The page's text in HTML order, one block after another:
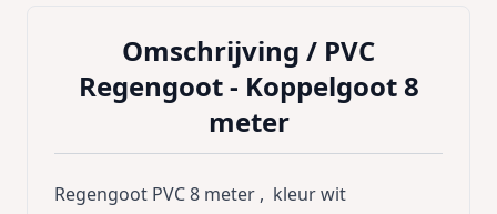
Omschrijving / PVC
Regengoot - Koppelgoot 8
meter
Regengoot PVC 8 meter , kleur wit